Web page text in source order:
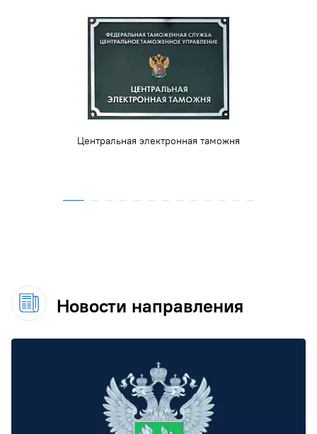
Центральная электронная таможня
Новости направления